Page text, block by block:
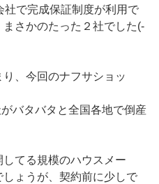
社で完成保証制度が利用で
さかのたった２社でした(-
、今回のナフサショッ
バタバタと全国各地で倒産
してる規模のハウスメー
ょうが、契約前に少しで